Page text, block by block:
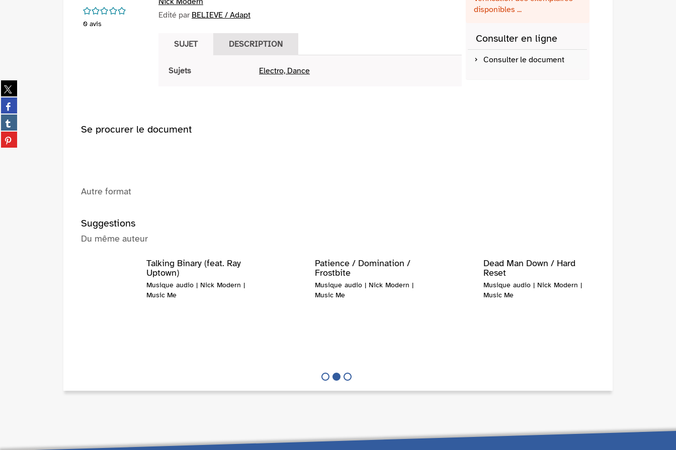
Partager
sur
twitter
(Nouvelle
fenêtre)
Partager
sur
facebook
(Nouvelle
fenêtre)
Partager
sur
tumblr
Partager
sur
/5
0 avis
Edité par BELIEVE / Adapt
SUJET DESCRIPTION
Sujets Electro, Dance
disponibles ...
Consulter en ligne
Consulter le document
Se procurer le document
Autre format
Suggestions
Du même auteur
Patience / Domination /
Frostbite
Musique audio | Nick Modern |
Music Me
Dead Man Down / Hard
Reset
Musique audio | Nick Modern |
Music Me
Talking Binary (feat. Ray
Uptown)
Musique audio | Nick Modern |
Music Me